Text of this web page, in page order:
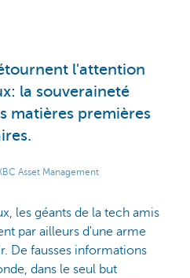
l'attention
la souveraineté
matières premières
Asset Management
les géants de la tech amis
par ailleurs d'une arme
De fausses informations
dans le seul but